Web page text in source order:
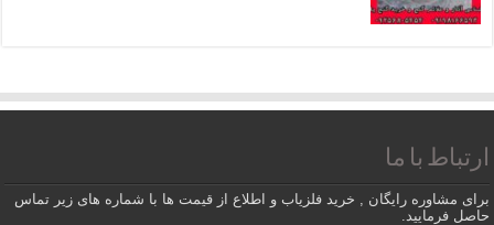
ارتباط با ما
برای مشاوره رایگان , خرید فلزیاب و اطلاع از قیمت ها با شماره های زیر تماس
حاصل فرمایید.